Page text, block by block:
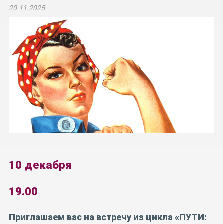
20.11.2025
10 декабря
19.00
Приглашаем вас на встречу из цикла «ПУТИ: